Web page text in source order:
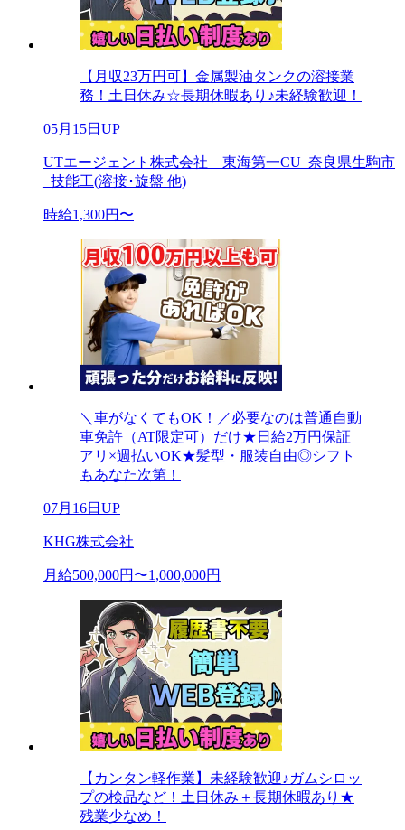
【月収23万円可】金属製油タンクの溶接業
務！土日休み☆長期休暇あり♪未経験歓迎！
05月15日UP
UTエージェント株式会社 東海第一CU_奈良県生駒市
_技能工(溶接･旋盤 他)
時給1,300円〜
＼車がなくてもOK！／必要なのは普通自動
車免許（AT限定可）だけ★日給2万円保証
アリ×週払いOK★髪型・服装自由◎シフト
もあなた次第！
07月16日UP
KHG株式会社
月給500,000円〜1,000,000円
【カンタン軽作業】未経験歓迎♪ガムシロッ
プの検品など！土日休み＋長期休暇あり★
残業少なめ！